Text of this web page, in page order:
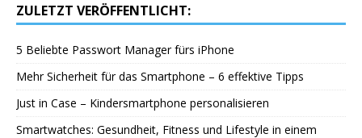
ZULETZT VERÖFFENTLICHT:
5 Beliebte Passwort Manager fürs iPhone
Mehr Sicherheit für das Smartphone – 6 effektive Tipps
Just in Case – Kindersmartphone personalisieren
Smartwatches: Gesundheit, Fitness und Lifestyle in einem